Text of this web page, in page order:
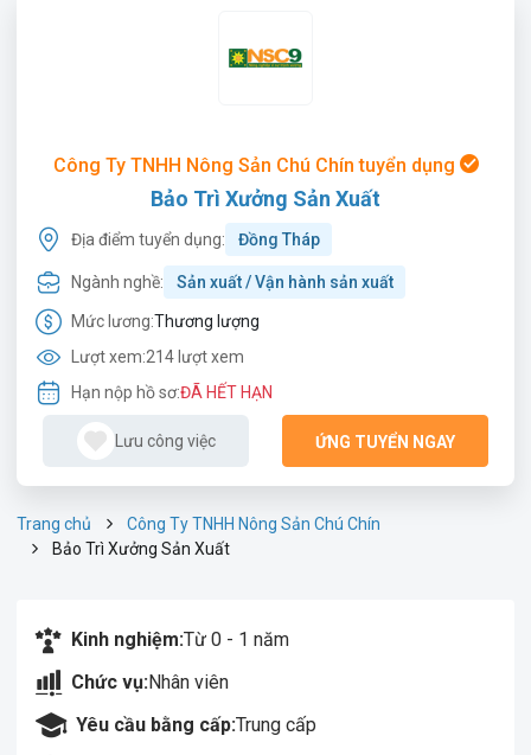
Công Ty TNHH Nông Sản Chú Chín tuyển dụng
Bảo Trì Xưởng Sản Xuất
Địa điểm tuyển dụng: Đồng Tháp
Ngành nghề: Sản xuất / Vận hành sản xuất
Mức lương:Thương lượng
Lượt xem:214 lượt xem
Hạn nộp hồ sơ:ĐÃ HẾT HẠN
Lưu công việc ỨNG TUYỂN NGAY
Trang chủ
Công Ty TNHH Nông Sản Chú Chín
Bảo Trì Xưởng Sản Xuất
Kinh nghiệm:Từ 0 - 1 năm
Chức vụ:Nhân viên
Yêu cầu bằng cấp:Trung cấp